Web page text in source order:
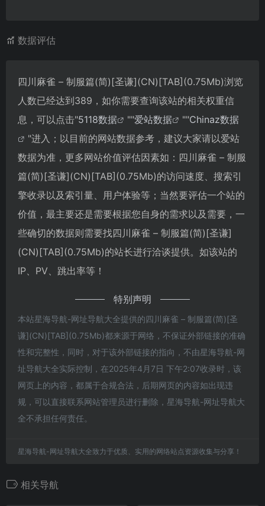
数据评估
四川麻雀 – 制服篇(简)[圣谦](CN)[TAB](0.75Mb)浏览
人数已经达到389，如你需要查询该站的相关权重信
息，可以点击"5118数据 ""爱站数据 ""Chinaz数据
"进入；以目前的网站数据参考，建议大家请以爱站
数据为准，更多网站价值评估因素如：四川麻雀 – 制服
篇(简)[圣谦](CN)[TAB](0.75Mb)的访问速度、搜索引
擎收录以及索引量、用户体验等；当然要评估一个站的
价值，最主要还是需要根据您自身的需求以及需要，一
些确切的数据则需要找四川麻雀 – 制服篇(简)[圣谦]
(CN)[TAB](0.75Mb)的站长进行洽谈提供。如该站的
IP、PV、跳出率等！
特别声明
本站星海导航-网址导航大全提供的四川麻雀 – 制服篇(简)[圣
谦](CN)[TAB](0.75Mb)都来源于网络，不保证外部链接的准确
性和完整性，同时，对于该外部链接的指向，不由星海导航-网
址导航大全实际控制，在2025年4月7日 下午2:07收录时，该
网页上的内容，都属于合规合法，后期网页的内容如出现违
规，可以直接联系网站管理员进行删除，星海导航-网址导航大
全不承担任何责任。
星海导航-网址导航大全致力于优质、实用的网络站点资源收集与分享！
相关导航